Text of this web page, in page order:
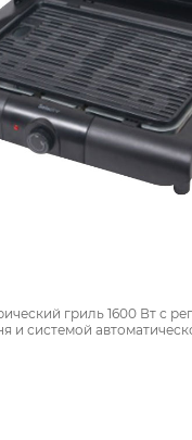
гриль 1600 Вт с
и системой